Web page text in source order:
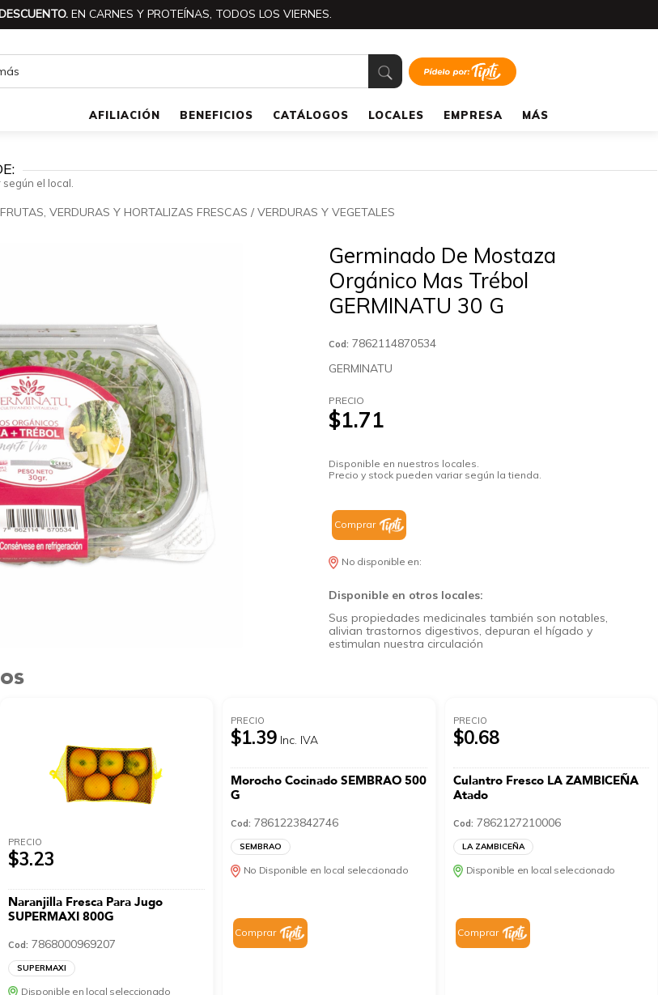
EN CARNES Y PROTEÍNAS, TODOS LOS VIERNES.
AFILIACIÓN BENEFICIOS CATÁLOGOS LOCALES EMPRESA MÁS
el local.
FRUTAS, VERDURAS Y HORTALIZAS FRESCAS /VERDURAS Y VEGETALES
Germinado De Mostaza
Orgánico Mas Trébol
GERMINATU 30 G
Cod: 7862114870534
GERMINATU
PRECIO
$1.71
Disponible en nuestros locales.
Precio y stock pueden variar según la tienda.
Comprar
No disponible en:
Disponible en otros locales:
Sus propiedades medicinales también son notables,
alivian trastornos digestivos, depuran el hígado y
estimulan nuestra circulación
PRECIO
$3.23
Naranjilla Fresca Para Jugo
SUPERMAXI 800G
Cod: 7868000969207
SUPERMAXI
Disponible en local seleccionado
PRECIO
$1.39 Inc. IVA
Morocho Cocinado SEMBRAO 500
G
Cod: 7861223842746
SEMBRAO
No Disponible en local seleccionado
Comprar
PRECIO
$0.68
Culantro Fresco LA ZAMBICEÑA
Atado
Cod: 7862127210006
LA ZAMBICEÑA
Disponible en local seleccionado
Comprar